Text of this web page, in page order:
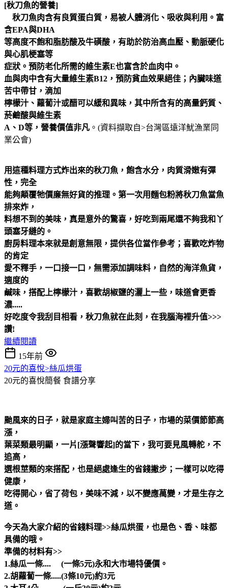
[秋刀魚的營養]
秋刀魚肉含有良質蛋白質，易被人體消化、吸收與利用。富
含EPA與DHA
等高度不飽和脂肪酸及牛磺酸，有助於防治高血壓、動脈硬化
與心肌梗塞等
症狀。預防老化所需的維生素E也富含於血肉中。
血與肉中含有大量維生素B12，預防貧血效果絕佳；內臟味道
苦中帶甘，滴加
檸檬汁、蘿蔔汁或醋可以緩和異味，其中所含有的高量鈣質、
菸鹼酸與維生素
A、D等，營養價值非凡 。(資料擷取自>台灣區遠洋魷漁業同
業公會)
用這種料理方式炸出來的秋刀魚，飽含水分，肉質滑嫩有彈
性，完全
能夠顛覆牠價廉無好貨的推理。第一次用麵包粉將秋刀魚當魚
排來炸，
料想不到的美味，真是意外的驚喜，好吃到兩尾還不夠我和丫
頭塞牙縫的。
廚房料理本來就是創意無限，提供各位當作參考；喜歡吃炸物
的肯定
愛不釋手，一口接一口，無需添加調味料，自然的海洋魚貨，
適度的
鹹味，搭配上檸檬汁，喜歡胡椒鹽的灑上一些，味道會更香
濃.....
好吃度令我刮目相看，秋刀魚就在此刻，在我腦海裡升值>>>
讚!
繼續閱讀
15年前
20元的喜悅>絲瓜烘蛋
20元的喜悅簡餐 食譜分享
颱風來的日子，就是家庭主婦叫苦的日子，市場的菜價節節高
漲，
葉菜類最明顯，一片[漲聲響起]的當下，我可要見風轉舵，不
追高，
選根莖類的來搭配，也是絕處逢生的省錢撇步；一樣可以吃得
健康，
吃得開心，省了荷包，美味不減，以不變應萬變，才是生存之
道。
今天為大家介紹的省錢料理>>絲瓜烘蛋，也是色、香、味都
具備的哦。
準備的材料有>>
1.絲瓜一條.... (一條5元)永和大市場特優價。
2.胡蘿蔔一條.....(3條10元)約3元